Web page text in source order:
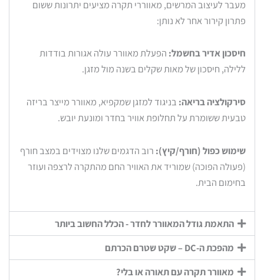
מעבר לעיצוב המרשים, מאווררי תקרה מציעים יתרונות ששום
פתרון קירור אחר לא נותן:
חיסכון אדיר בחשמל: הפעלת מאוורר עולה אגורות בודדות
ללילה, חיסכון של מאות שקלים בשנה מול מזגן.
סירקולציה בריאה: בניגוד למזגן שמקפיא, מאוורר מייצר בריזה
טבעית ששומרת על תחלופת אוויר בחדר ומונעת יובש.
שימוש כפול (חורף/קיץ): רוב הדגמים שלנו מצוידים במצב חורף
(פעולה הפוכה) שמוריד את האוויר החם מהתקרה לרצפה ועוזר
בחימום הבית.
התאמת גודל המאוורר לחדר - הכלל החשוב ביותר
מהפכת ה-DC – שקט שטרם הכרתם
מאוורר תקרה עם תאורה או בלי?